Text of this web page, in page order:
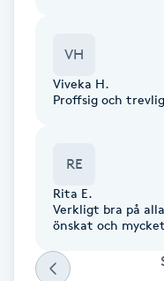
Cryoterapi
Dermapen
Diamantslipning
VH
Viveka H.
Proffsig och trevlig
RE
Rita E.
Verkligt bra på
önskat och